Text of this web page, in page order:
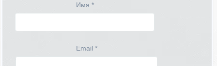
Имя *
Email *